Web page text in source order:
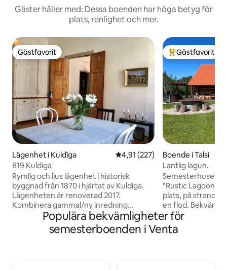
Gäster håller med: Dessa boenden har höga betyg för
plats, renlighet och mer.
Gästfavorit
Gästfavorit
Lägenhet i Kuldīga 4,91 av 5 i genomsnittligt
4,91 (227)
B19 Kuldiga
Rymlig och ljus lägenhet i historisk
byggnad från 1870 i hjärtat av Kuldiga.
Lägenheten är renoverad 2017.
Kombinera gammal/ny inredning
detaljerad touch. Högt i tak och fönster.
Beläget framför parken.
Eftermiddagssolen skiner rakt i fönstren.
Populär
Gästfavorit
Boende i Talsi
Lantlig lagun.
Semesterhuset
"Rustic Lagoon"
plats, på
en flod. Bekvämt
och 15 km till
för en familj eller
vänner som
Populära bekvämligheter för
semesterboenden i Venta